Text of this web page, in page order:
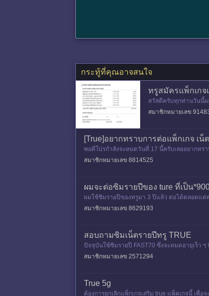
กระทู้ที่คุณอาจสนใจ
ทรูสมัครแพ็กเกจ
สวัสดีครับทุกท่านวันนี้ผ
ว่าบาท พอมาเดือนนี้ บิ
สมาชิกหมายเลข
[True]อยากทราบการต่อแพ็กเกจ เ
พอดีโปรกำลังจะหมดวันที่ 17 นี้ครับเลยอยากทร
ที /30วัน
สมาชิกหมายเลข 8814525
ผมจะต่อซิมรายปีของ ture ที่เป็น
ผมใช้ซิมรายปีของทรูมา 3 ปีแล้ว ต่อได้ตลอดแต่
60นาที/30ว
สมาชิกหมายเลข 8629193
สอบถามซิมเน็ตรายปีทรู TRUE
ปัจจุบันใช้ซิมรายปี FAST70 ซึ่งจะหมดอายุเร็ว
13
สมาชิกหมายเลข 2571294
True 5g
ต้องการยกเลิกแพ็กเกจเสริม true แพ็คเกจนี้ เพื่อ